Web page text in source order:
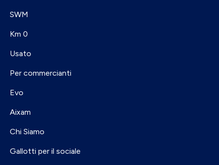
SWM
Km 0
Usato
Per commercianti
Evo
Aixam
Chi Siamo
Gallotti per il sociale